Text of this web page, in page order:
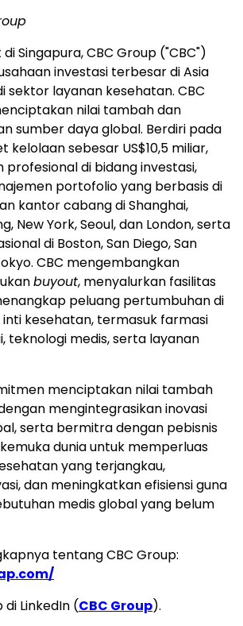
Singapura, CBC Group ("CBC")
investasi terbesar di Asia
sektor layanan kesehatan. CBC
nilai tambah dan
sumber daya global. Berdiri pada
kelolaan sebesar US$10,5 miliar,
profesional di bidang investasi,
portofolio yang berbasis di
kantor cabang di Shanghai,
New York, Seoul, dan London, serta
di Boston, San Diego, San
CBC mengembangkan
buyout, menyalurkan fasilitas
peluang pertumbuhan di
kesehatan, termasuk farmasi
teknologi medis, serta layanan
menciptakan nilai tambah
mengintegrasikan inovasi
serta bermitra dengan pebisnis
dunia untuk memperluas
yang terjangkau,
dan meningkatkan efisiensi guna
medis global yang belum
tentang CBC Group:
di LinkedIn (CBC Group).